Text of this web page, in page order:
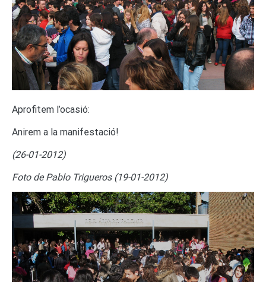
Aprofitem l’ocasió:
Anirem a la manifestació!
(26-01-2012)
Foto de Pablo Trigueros (19-01-2012)